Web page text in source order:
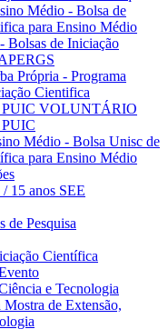
Médio - Bolsa de
para Ensino Médio
Bolsas de Iniciação
Própria - Programa
Cientifica
PUIC VOLUNTÁRIO
PUIC
Médio - Bolsa Unisc de
para Ensino Médio
15 anos SEE
de Pesquisa
Científica
e Tecnologia
Mostra de Extensão,